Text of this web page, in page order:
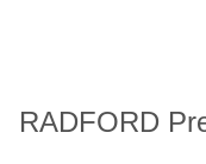
RADFORD